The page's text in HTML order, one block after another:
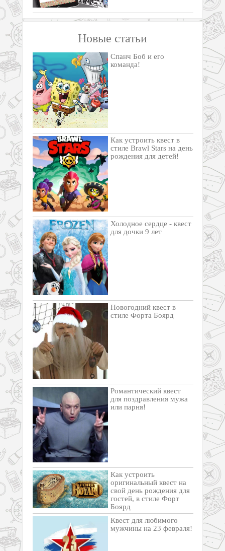
Новые статьи
Спанч Боб и его
команда!
Как устроить квест в
стиле Brawl Stars на день
рождения для детей!
Холодное сердце - квест
для дочки 9 лет
Новогодний квест в
стиле Форта Боярд
Романтический квест
для поздравления мужа
или парня!
Как устроить
оригинальный квест на
свой день рождения для
гостей, в стиле Форт
Боярд
Квест для любимого
мужчины на 23 февраля!